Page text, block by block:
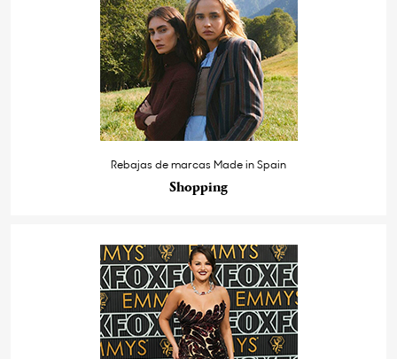
Rebajas de marcas Made in Spain
Shopping